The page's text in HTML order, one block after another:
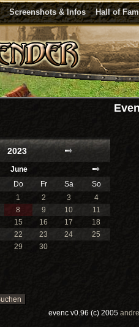
Screenshots & Infos Hall of
2023
June
Do Fr Sa
So
1
2 3
4
8 9 10
11
15 16 17
18
22 23 24
25
29 30
evenc v0.96 (c) 2005